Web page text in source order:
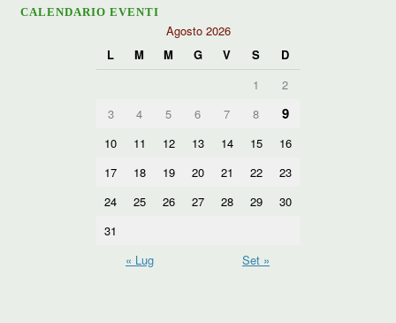
CALENDARIO EVENTI
Agosto 2026
L
M M G V S
D
1
2
3
4 5 6 7 8 9
10 11 12 13 14 15
16
17
18 19 20 21 22
23
24
25 26 27 28 29
30
31
« Lug
Set »